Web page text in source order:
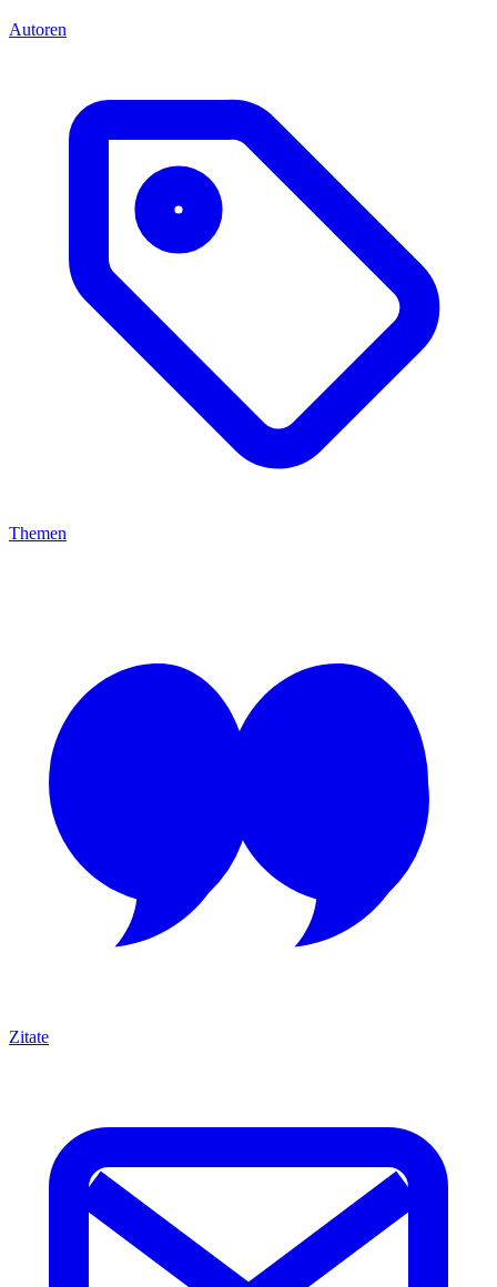
Autoren
Themen
Zitate